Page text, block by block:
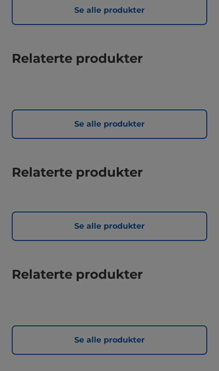
Se alle produkter
Relaterte produkter
Se alle produkter
Relaterte produkter
Se alle produkter
Relaterte produkter
Se alle produkter